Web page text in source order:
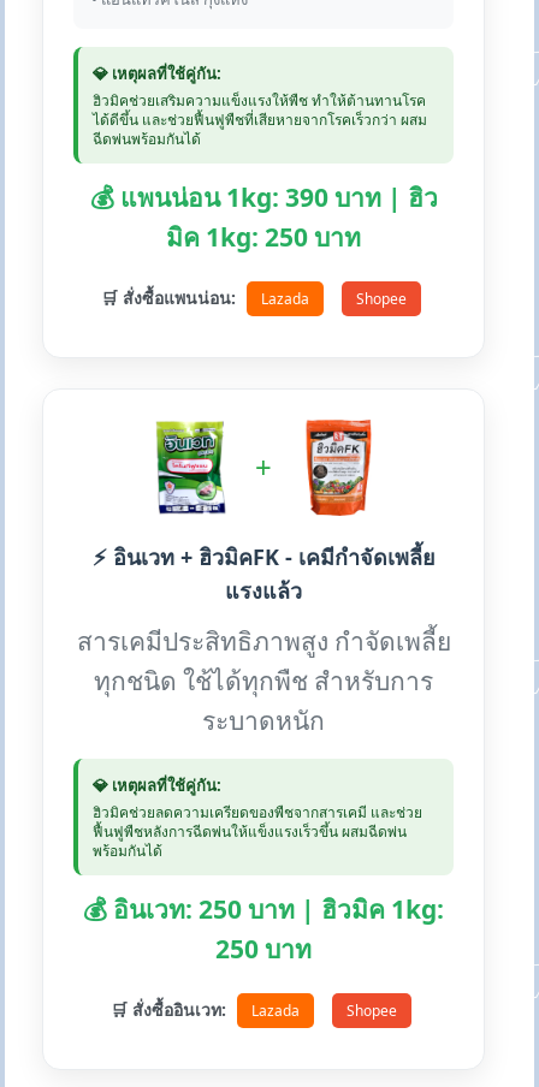
💎 เหตุผลที่ใช้คู่กัน:
ฮิวมิคช่วยเสริมความแข็งแรงให้พืช ทำให้ต้านทานโรค
ได้ดีขึ้น และช่วยฟื้นฟูพืชที่เสียหายจากโรคเร็วกว่า ผสม
ฉีดพ่นพร้อมกันได้
💰 แพนน่อน 1kg: 390 บาท | ฮิว
มิค 1kg: 250 บาท
🛒 สั่งซื้อแพนน่อน: Lazada Shopee
+
⚡ อินเวท + ฮิวมิคFK - เคมีกำจัดเพลี้ย
แรงแล้ว
สารเคมีประสิทธิภาพสูง กำจัดเพลี้ย
ทุกชนิด ใช้ได้ทุกพืช สำหรับการ
ระบาดหนัก
💎 เหตุผลที่ใช้คู่กัน:
ฮิวมิคช่วยลดความเครียดของพืชจากสารเคมี และช่วย
ฟื้นฟูพืชหลังการฉีดพ่นให้แข็งแรงเร็วขึ้น ผสมฉีดพ่น
พร้อมกันได้
💰 อินเวท: 250 บาท | ฮิวมิค 1kg:
250 บาท
🛒 สั่งซื้ออินเวท: Lazada Shopee